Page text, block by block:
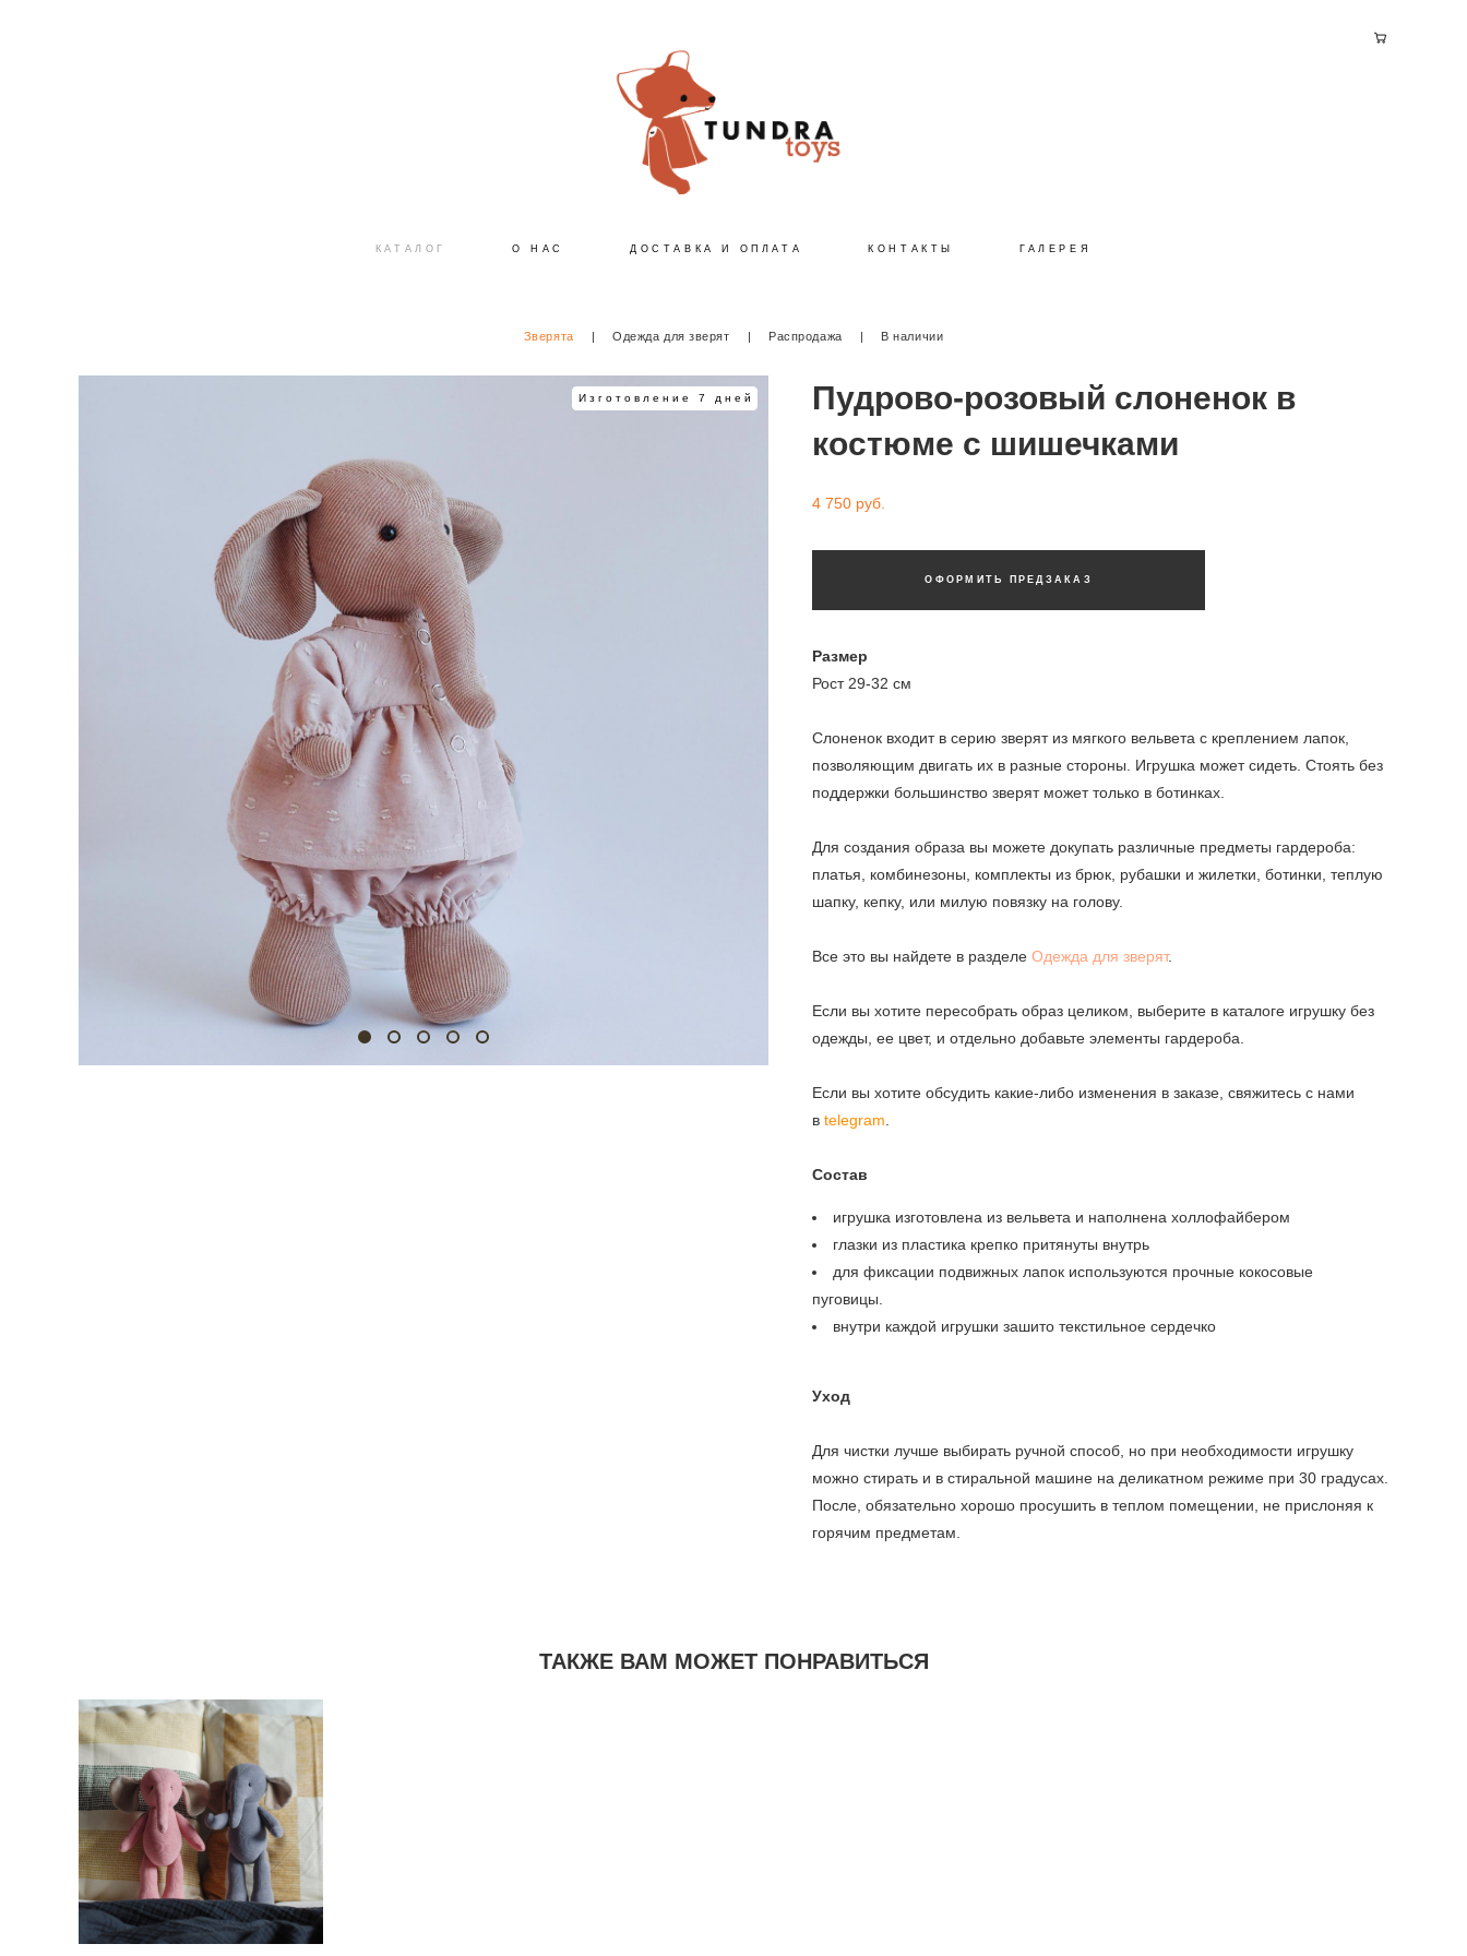
КАТАЛОГ О НАС ДОСТАВКА И ОПЛАТА КОНТАКТЫ ГАЛЕРЕЯ
Зверята | Одежда для зверят | Распродажа | В наличии
Изготовление 7 дней
Пудрово-розовый слоненок в
костюме с шишечками
4 750 pуб.
ОФОРМИТЬ ПРЕДЗАКАЗ
Размер
Рост 29-32 см
Слоненок входит в серию зверят из мягкого вельвета с креплением лапок,
позволяющим двигать их в разные стороны. Игрушка может сидеть. Стоять без
поддержки большинство зверят может только в ботинках.
Для создания образа вы можете докупать различные предметы гардероба:
платья, комбинезоны, комплекты из брюк, рубашки и жилетки, ботинки, теплую
шапку, кепку, или милую повязку на голову.
Все это вы найдете в разделе Одежда для зверят.
Если вы хотите пересобрать образ целиком, выберите в каталоге игрушку без
одежды, ее цвет, и отдельно добавьте элементы гардероба.
Если вы хотите обсудить какие-либо изменения в заказе, свяжитесь с нами
в telegram
Состав
игрушка изготовлена из вельвета и наполнена холлофайбером
глазки из пластика крепко притянуты внутрь
для фиксации подвижных лапок используются прочные кокосовые
пуговицы.
внутри каждой игрушки зашито текстильное сердечко
Уход
Для чистки лучше выбирать ручной способ, но при необходимости игрушку
можно стирать и в стиральной машине на деликатном режиме при 30 градусах.
После, обязательно хорошо просушить в теплом помещении, не прислоняя к
горячим предметам.
ТАКЖЕ ВАМ МОЖЕТ ПОНРАВИТЬСЯ